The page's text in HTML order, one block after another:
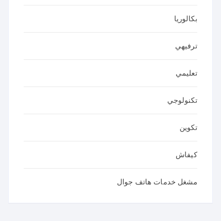
بكالوريا
ترفيهي
تعليمي
تكنولوجي
تكوين
كيفاش
مشغل خدمات هاتف جوال